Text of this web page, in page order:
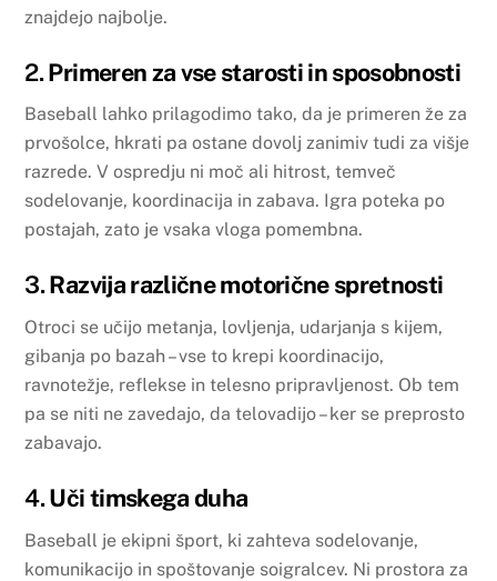
znajdejo najbolje.
2.Primeren za vse starosti in sposobnosti
Baseball lahko prilagodimo tako, da je primeren že za
prvošolce, hkrati pa ostane dovolj zanimiv tudi za višje
razrede. V ospredju ni moč ali hitrost, temveč
sodelovanje, koordinacija in zabava. Igra poteka po
postajah, zato je vsaka vloga pomembna.
3.Razvija različne motorične spretnosti
Otroci se učijo metanja, lovljenja, udarjanja s kijem,
gibanja po bazah – vse to krepi koordinacijo,
ravnotežje, reflekse in telesno pripravljenost. Ob tem
pa se niti ne zavedajo, da telovadijo – ker se preprosto
zabavajo.
4.Uči timskega duha
Baseball je ekipni šport, ki zahteva sodelovanje,
komunikacijo in spoštovanje soigralcev. Ni prostora za